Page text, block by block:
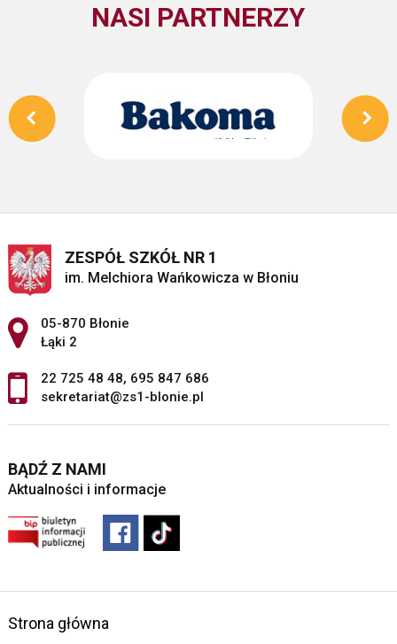
NASI PARTNERZY
ZESPÓŁ SZKÓŁ NR 1
im. Melchiora Wańkowicza w Błoniu
Adres pocztowy:
05-870 Błonie
Łąki 2
22 725 48 48, 695 847 686
sekretariat@zs1-blonie.pl
BĄDŹ Z NAMI
Aktualności i informacje
Strona główna